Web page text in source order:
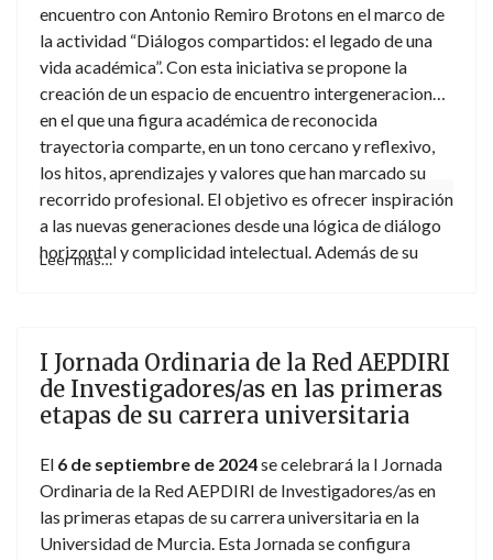
encuentro con Antonio Remiro Brotons en el marco de
la actividad “Diálogos compartidos: el legado de una
vida académica”. Con esta iniciativa se propone la
creación de un espacio de encuentro intergeneracional
en el que una figura académica de reconocida
trayectoria comparte, en un tono cercano y reflexivo,
los hitos, aprendizajes y valores que han marcado su
recorrido profesional. El objetivo es ofrecer inspiración
a las nuevas generaciones desde una lógica de diálogo
horizontal y complicidad intelectual. Además de su
acumulada de quienes han transitado una vida
universitaria plena. Esta actividad se desarrollará on
line. Para más informaciónaquí.
Leer más…
I Jornada Ordinaria de la Red AEPDIRI
de Investigadores/as en las primeras
etapas de su carrera universitaria
El 6 de septiembre de 2024se celebrará la I Jornada
Ordinaria de la Red AEPDIRI de Investigadores/as en
las primeras etapas de su carrera universitaria en la
Universidad de Murcia. Esta Jornada se configura